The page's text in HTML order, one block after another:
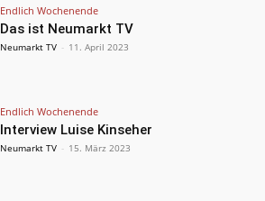
Endlich Wochenende
Das ist Neumarkt TV
Neumarkt TV - 11. April 2023
Endlich Wochenende
Interview Luise Kinseher
Neumarkt TV - 15. März 2023